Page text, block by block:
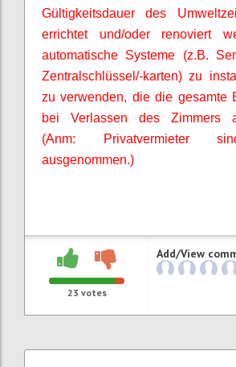
Gültigkeitsdauer des
errichtet und/oder renoviert
automatische Systeme (z.B.
Zentralschlüssel/-karten) zu
zu verwenden, die die gesamte
bei Verlassen des Zimmers
(Anm: Privatvermieter
ausgenommen.)
23 votes
Add/View